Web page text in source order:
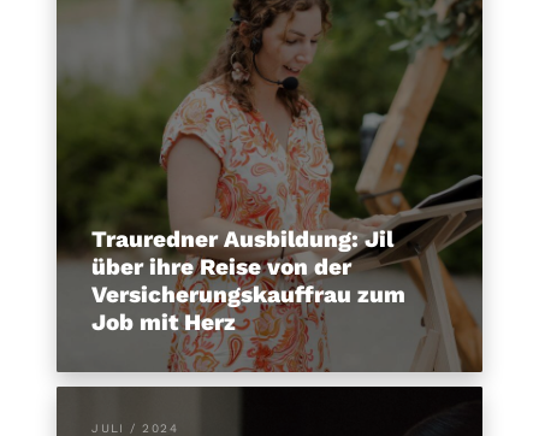
Trauredner Ausbildung: Jil
über ihre Reise von der
Versicherungskauffrau zum
Job mit Herz
JULI / 2024